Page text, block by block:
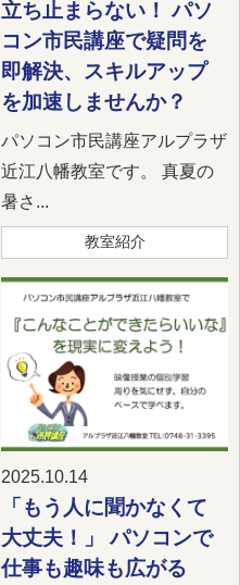
立ち止まらない！ パソ
コン市民講座で疑問を
即解決、スキルアップ
を加速しませんか？
パソコン市民講座アルプラザ
近江八幡教室です。 真夏の
暑さ...
教室紹介
2025.10.14
「もう人に聞かなくて
大丈夫！」 パソコンで
仕事も趣味も広がる